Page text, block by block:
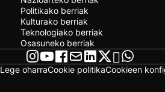
Politikako berriak
Kulturako berriak
Teknologiako berriak
Osasuneko berriak
Lege oharraCookie politikaCookieen